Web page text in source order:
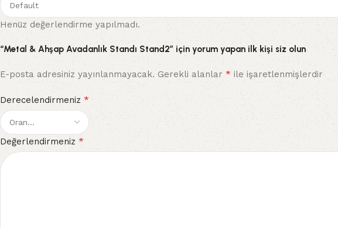
Henüz değerlendirme yapılmadı.
“Metal & Ahşap Avadanlık Standı Stand2” için yorum yapan ilk kişi siz olun
E-posta adresiniz yayınlanmayacak. Gerekli alanlar*ile işaretlenmişlerdir
Derecelendirmeniz *
Değerlendirmeniz *